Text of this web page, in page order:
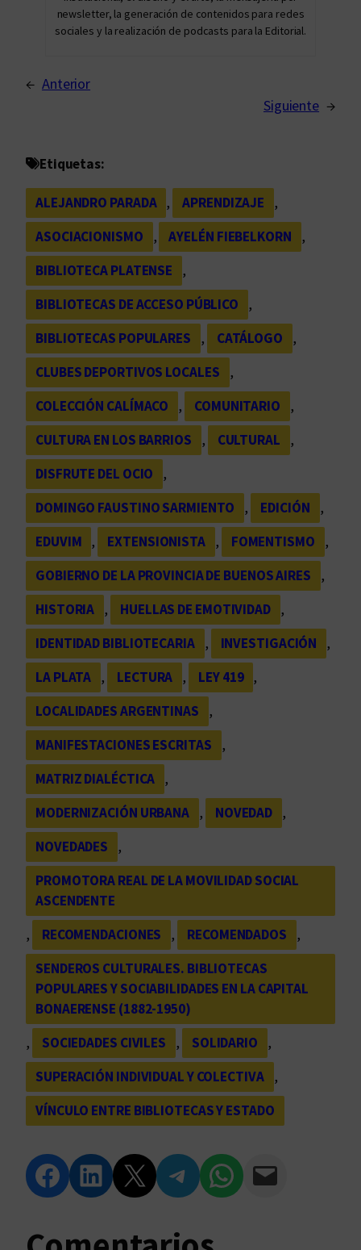
newsletter, la generación de contenidos para redes
sociales y la realización de podcasts para la Editorial.
← Anterior
Siguiente →
Etiquetas:
ALEJANDRO PARADA , APRENDIZAJE
,
ASOCIACIONISMO
, AYELÉN FIEBELKORN
,
BIBLIOTECA PLATENSE
,
BIBLIOTECAS DE ACCESO PÚBLICO
,
BIBLIOTECAS POPULARES
, CATÁLOGO
,
CLUBES DEPORTIVOS LOCALES
,
COLECCIÓN CALÍMACO
, COMUNITARIO
,
CULTURA EN LOS BARRIOS
, CULTURAL
,
DISFRUTE DEL OCIO
,
DOMINGO FAUSTINO SARMIENTO
, EDICIÓN
,
EDUVIM
, EXTENSIONISTA , FOMENTISMO
,
GOBIERNO DE LA PROVINCIA DE BUENOS AIRES
,
HISTORIA
, HUELLAS DE EMOTIVIDAD
,
IDENTIDAD BIBLIOTECARIA
, INVESTIGACIÓN
,
LA PLATA
, LECTURA , LEY 419
,
LOCALIDADES ARGENTINAS
,
MANIFESTACIONES ESCRITAS
,
MATRIZ DIALÉCTICA
,
MODERNIZACIÓN URBANA
, NOVEDAD
,
NOVEDADES
,
PROMOTORA REAL DE LA MOVILIDAD SOCIAL
ASCENDENTE
,
RECOMENDACIONES , RECOMENDADOS
,
SENDEROS CULTURALES. BIBLIOTECAS
POPULARES Y SOCIABILIDADES EN LA CAPITAL
BONAERENSE (1882-1950)
,
SOCIEDADES CIVILES , SOLIDARIO
,
SUPERACIÓN INDIVIDUAL Y COLECTIVA
,
VÍNCULO ENTRE BIBLIOTECAS Y ESTADO
Compartir en Facebook Compartir en LinkedIn Compartir en Twitter Compartir en Telegram Compartir en WhatsApp Compartir vía Email